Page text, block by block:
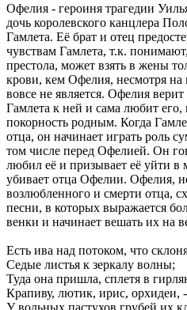
Офелия - героиня трагедии
дочь королевского канцлера
Гамлета. Её брат и отец
чувствам Гамлета, т.к.
престола, может взять в жены
крови, кем Офелия, несмотря на
вовсе не является. Офелия
Гамлета к ней и сама любит
покорность родным. Когда
отца, он начинает играть роль
том числе перед Офелией. Он
любил её и призывает её уйти в
убивает отца Офелии. Офелия,
возлюбленного и смерти отца,
песни, в которых выражается
венки и начинает вешать их на
Есть ива над потоком, что
Седые листья к зеркалу волны;
Туда она пришла, сплетя в
Крапиву, лютик, ирис, орхидеи, -
У вольных пастухов грубей их